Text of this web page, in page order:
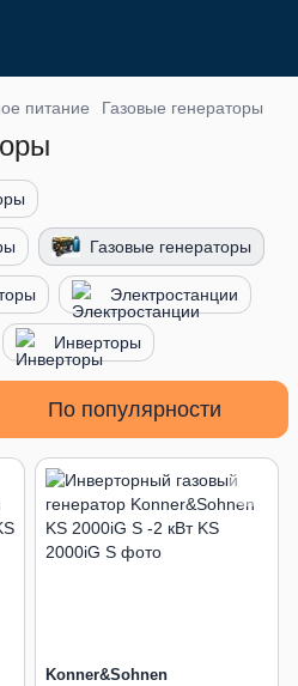
питание Газовые генераторы
Газовые генераторы
Электростанции
Инверторы
По популярности
Konner&Sohnen